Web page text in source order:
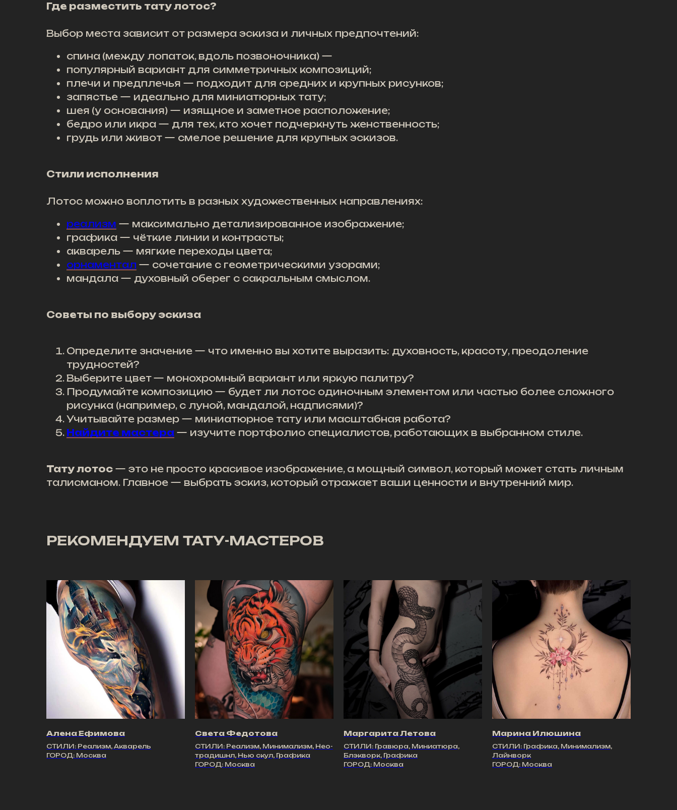
Где разместить тату лотос?
Выбор места зависит от размера эскиза и личных предпочтений:
спина (между лопаток, вдоль позвоночника) —
популярный вариант для симметричных композиций;
плечи и предплечья — подходит для средних и крупных рисунков;
запястье — идеально для миниатюрных тату;
шея (у основания) — изящное и заметное расположение;
бедро или икра — для тех, кто хочет подчеркнуть женственность;
грудь или живот — смелое решение для крупных эскизов.
Стили исполнения
Лотос можно воплотить в разных художественных направлениях:
реализм — максимально детализированное изображение;
графика — чёткие линии и контрасты;
акварель — мягкие переходы цвета;
орнаментал — сочетание с геометрическими узорами;
мандала — духовный оберег с сакральным смыслом.
Советы по выбору эскиза
Определите значение — что именно вы хотите выразить: духовность, красоту, преодоление
трудностей?
Выберите цвет— монохромный вариант или яркую палитру?
Продумайте композицию — будет ли лотос одиночным элементом или частью более сложного
рисунка (например, с луной, мандалой, надписями)?
Учитывайте размер — миниатюрное тату или масштабная работа?
Найдите мастера — изучите портфолио специалистов, работающих в выбранном стиле.
Тату лотос — это не просто красивое изображение, а мощный символ, который может стать личным
талисманом. Главное — выбрать эскиз, который отражает ваши ценности и внутренний мир.
РЕКОМЕНДУЕМ ТАТУ-МАСТЕРОВ
Алена Ефимова
СТИЛИ: Реализм, Акварель
ГОРОД: Москва
Света Федотова
СТИЛИ: Реализм, Минимализм, Нео-
традишнл, Нью скул, Графика
ГОРОД: Москва
Маргарита Летова
СТИЛИ: Гравюра, Миниатюра,
Блэкворк, Графика
ГОРОД: Москва
Марина Илюшина
СТИЛИ: Графика, Минимализм,
Лайнворк
ГОРОД: Москва